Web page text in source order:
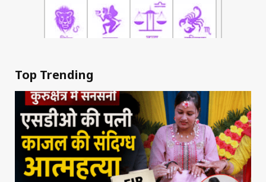
Top Trending